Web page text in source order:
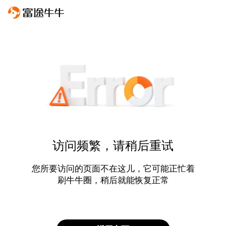
访问频繁，请稍后重试
您所要访问的页面不在这儿，它可能正忙着
刷牛牛圈，稍后就能恢复正常